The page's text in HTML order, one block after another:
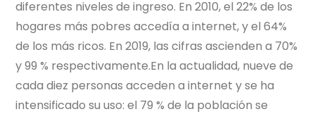
diferentes niveles de ingreso. En 2010, el 22% de los
hogares más pobres accedía a internet, y el 64%
de los más ricos. En 2019, las cifras ascienden a 70%
y 99 % respectivamente.En la actualidad, nueve de
cada diez personas acceden a internet y se ha
intensificado su uso: el 79 % de la población se